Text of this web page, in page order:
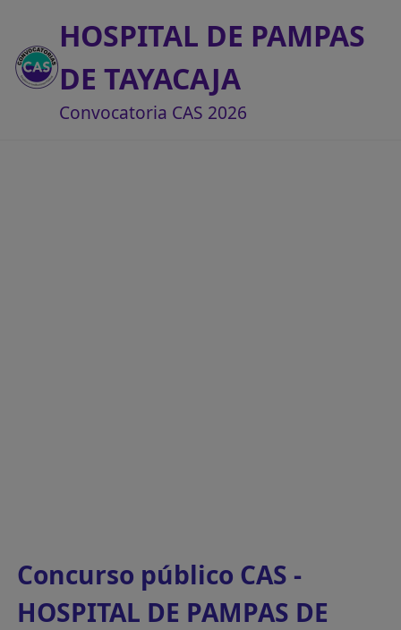
HOSPITAL DE PAMPAS
DE TAYACAJA
Convocatoria CAS 2026
Concurso público CAS -
HOSPITAL DE PAMPAS DE